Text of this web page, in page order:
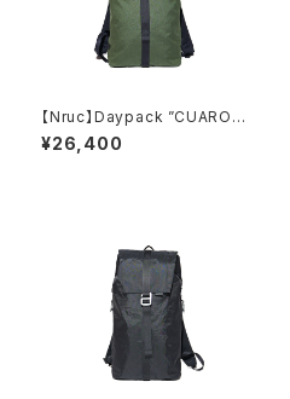
【Nruc】Daypack ”CUARON"
/ CORDURA Olive Drab
¥26,400